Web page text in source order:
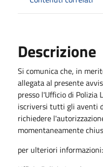
Descrizione
Si comunica che, in
allegata al presente
presso l'Ufficio di Polizia
iscriversi tutti gli aventi
richiedere
momentaneamente
per ulteriori informazioni: